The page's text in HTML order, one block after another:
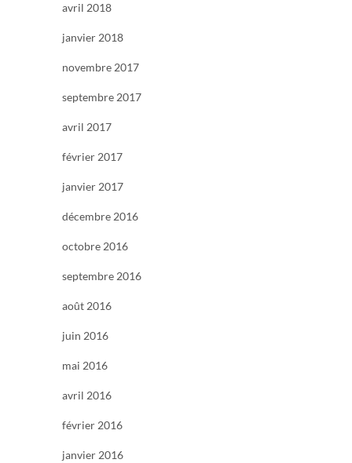
avril 2018
janvier 2018
novembre 2017
septembre 2017
avril 2017
février 2017
janvier 2017
décembre 2016
octobre 2016
septembre 2016
août 2016
juin 2016
mai 2016
avril 2016
février 2016
janvier 2016